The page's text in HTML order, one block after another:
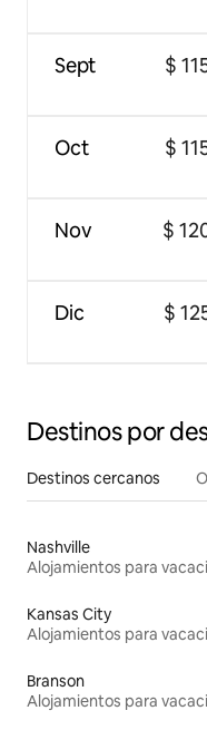
Sept
Oct
Nov
Dic
$
$
$
$
Destinos por
Destinos cercanos
Nashville
Alojamientos para
Kansas City
Alojamientos para
Branson
Alojamientos para